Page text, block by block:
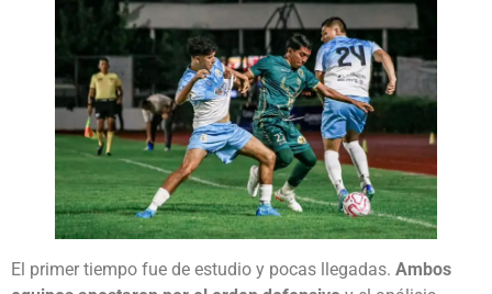
El primer tiempo fue de estudio y pocas llegadas. Ambos